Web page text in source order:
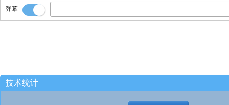
直播
00:38 阿丽莎-托马斯上篮命中[菲尼克斯
77-71明尼苏达山猫]
弹幕
技术统计